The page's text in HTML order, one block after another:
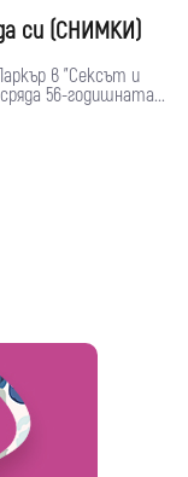
си (СНИМКИ)
в "Сексът и
56-годишната...